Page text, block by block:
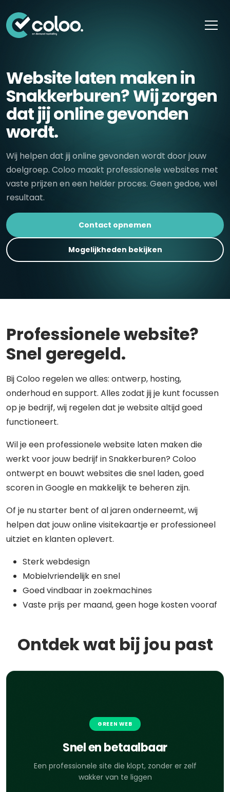
Website laten maken in
Snakkerburen? Wij zorgen
dat jij online gevonden
wordt.
Wij helpen dat jij online gevonden wordt door jouw
doelgroep. Coloo maakt professionele websites met
vaste prijzen en een helder proces. Geen gedoe, wel
resultaat.
Contact opnemen
Mogelijkheden bekijken
Professionele website?
Snel geregeld.
Bij Coloo regelen we alles: ontwerp, hosting,
onderhoud en support. Alles zodat jij je kunt focussen
op je bedrijf, wij regelen dat je website altijd goed
functioneert.
Wil je een professionele website laten maken die
werkt voor jouw bedrijf in Snakkerburen? Coloo
ontwerpt en bouwt websites die snel laden, goed
scoren in Google en makkelijk te beheren zijn.
Of je nu starter bent of al jaren onderneemt, wij
helpen dat jouw online visitekaartje er professioneel
uitziet en klanten oplevert.
Sterk webdesign
Mobielvriendelijk en snel
Goed vindbaar in zoekmachines
Vaste prijs per maand, geen hoge kosten vooraf
Ontdek wat bij jou past
GREEN WEB
Snel en betaalbaar
Een professionele site die klopt, zonder er zelf
wakker van te liggen